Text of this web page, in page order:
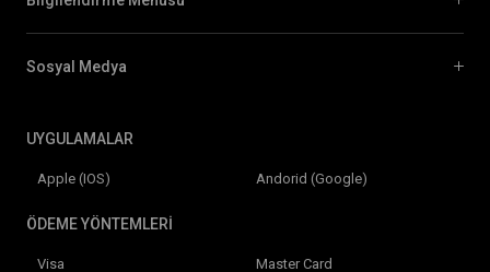
Sosyal Medya
UYGULAMALAR
Apple (IOS) Andorid (Google)
ÖDEME YÖNTEMLERİ
Visa Master Card